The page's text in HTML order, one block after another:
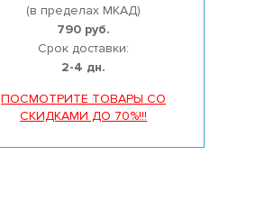
(в пределах МКАД)
790 руб.
Срок доставки:
2-4 дн.
ПОСМОТРИТЕ ТОВАРЫ СО
СКИДКАМИ ДО 70%!!!